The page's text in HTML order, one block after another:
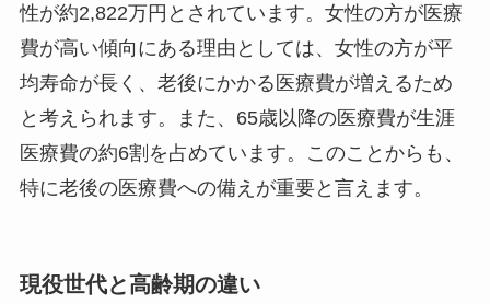
性が約2,822万円とされています。女性の方が医療
費が高い傾向にある理由としては、女性の方が平
均寿命が長く、老後にかかる医療費が増えるため
と考えられます。また、65歳以降の医療費が生涯
医療費の約6割を占めています。このことからも、
特に老後の医療費への備えが重要と言えます。
現役世代と高齢期の違い